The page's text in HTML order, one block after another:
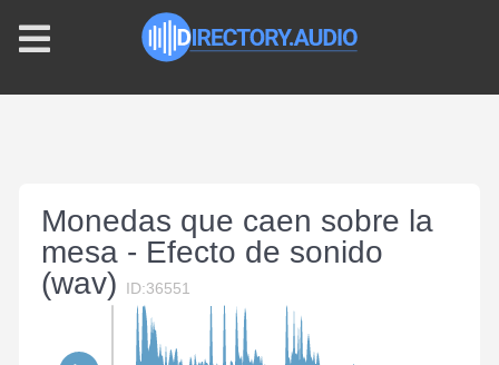
Monedas que caen sobre la
mesa - Efecto de sonido
(wav)
ID:36551